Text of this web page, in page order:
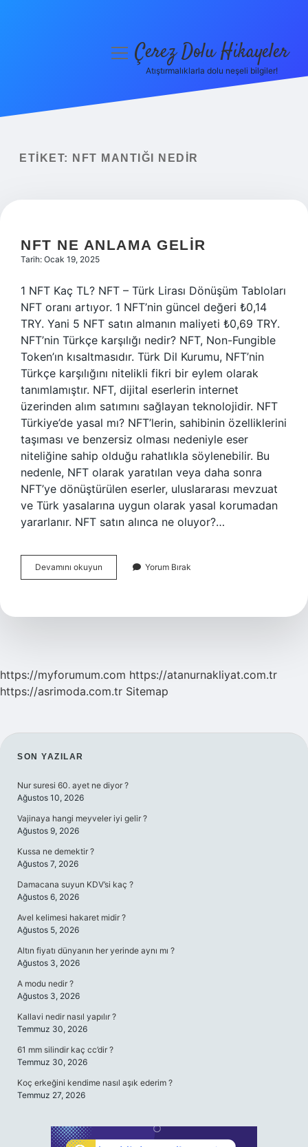
Yasal Uyarı
menüyüÇerez Dolu Hikayeler
Atıştırmalıklarla dolu neşeli bilgiler!
ETIKET: NFT MANTIĞI NEDIR
NFT NE ANLAMA GELIR
Tarih: Ocak 19, 2025
1 NFT Kaç TL? NFT – Türk Lirası Dönüşüm Tabloları
NFT oranı artıyor. 1 NFT’nin güncel değeri ₺0,14
TRY. Yani 5 NFT satın almanın maliyeti ₺0,69 TRY.
NFT’nin Türkçe karşılığı nedir? NFT, Non-Fungible
Token’ın kısaltmasıdır. Türk Dil Kurumu, NFT’nin
Türkçe karşılığını nitelikli fikri bir eylem olarak
tanımlamıştır. NFT, dijital eserlerin internet
üzerinden alım satımını sağlayan teknolojidir. NFT
Türkiye’de yasal mı? NFT’lerin, sahibinin özelliklerini
taşıması ve benzersiz olması nedeniyle eser
niteliğine sahip olduğu rahatlıkla söylenebilir. Bu
nedenle, NFT olarak yaratılan veya daha sonra
NFT’ye dönüştürülen eserler, uluslararası mevzuat
ve Türk yasalarına uygun olarak yasal korumadan
yararlanır. NFT satın alınca ne oluyor?…
Devamını okuyun
Ne
Yorum Bırak
https://myforumum.com https://atanurnakliyat.com.tr
https://asrimoda.com.tr Sitemap
SIDEBAR
SON YAZILAR
Nur suresi 60. ayet ne diyor ?
Ağustos 10, 2026
Vajinaya hangi meyveler iyi gelir ?
Ağustos 9, 2026
Kussa ne demektir ?
Ağustos 7, 2026
Damacana suyun KDV’si kaç ?
Ağustos 6, 2026
Avel kelimesi hakaret midir ?
Ağustos 5, 2026
Altın fiyatı dünyanın her yerinde aynı mı ?
Ağustos 3, 2026
A modu nedir ?
Ağustos 3, 2026
Kallavi nedir nasıl yapılır ?
Temmuz 30, 2026
61 mm silindir kaç cc’dir ?
Temmuz 30, 2026
Koç erkeğini kendime nasıl aşık ederim ?
Temmuz 27, 2026